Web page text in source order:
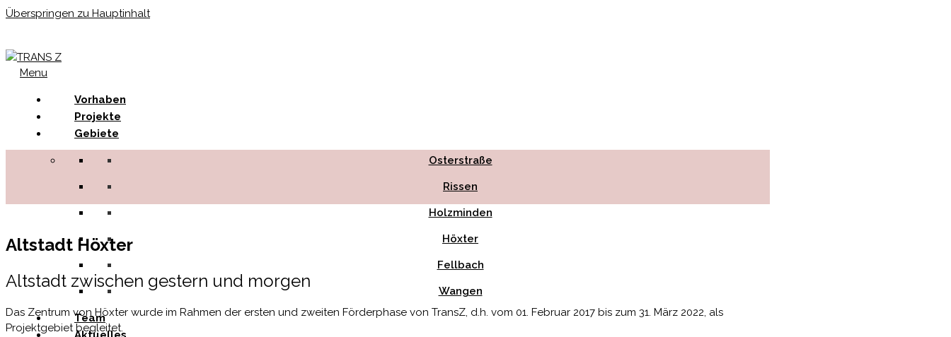
Überspringen zu Hauptinhalt
Menu
Vorhaben
Projekte
Gebiete
Osterstraße
Rissen
Holzminden
Höxter
Fellbach
Wangen
Team
Altstadt Höxter
Altstadt zwischen gestern und morgen
Das Zentrum von Höxter wurde im Rahmen der ersten und zweiten Förderphase von TransZ, d.h. vom 01. Februar 2017 bis zum 31. März 2022, als
Projektgebiet begleitet.